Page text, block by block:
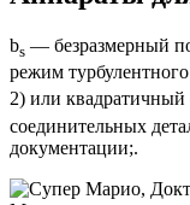
bs — безразмерный
режим
2) или квадратичный
соединительных
документации;.